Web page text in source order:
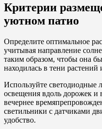
Критерии
уютном патио
Определите оптимальное
учитывая направление
таким образом, чтобы она
находилась в тени
Используйте светодиодные
освещения вдоль дорожек и
вечернее
светильники с датчиками
удобство.